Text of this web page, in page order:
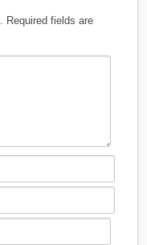
Required fields are